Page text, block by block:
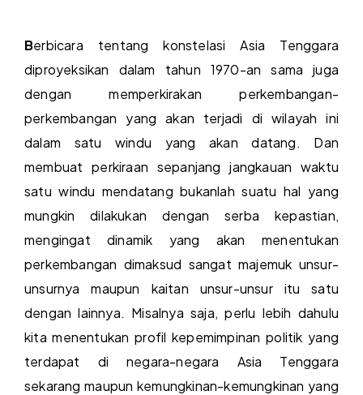
Berbicara tentang konstelasi Asia Tenggara
diproyeksikan dalam tahun 1970-an sama juga
dengan memperkirakan perkembangan-
perkembangan yang akan terjadi di wilayah ini
dalam satu windu yang akan datang. Dan
membuat perkiraan sepanjang jangkauan waktu
satu windu mendatang bukanlah suatu hal yang
mungkin dilakukan dengan serba kepastian,
mengingat dinamik yang akan menentukan
perkembangan dimaksud sangat majemuk unsur-
unsurnya maupun kaitan unsur-unsur itu satu
dengan lainnya. Misalnya saja, perlu lebih dahulu
kita menentukan profil kepemimpinan politik yang
terdapat di negara-negara Asia Tenggara
sekarang maupun kemungkinan-kemungkinan yang